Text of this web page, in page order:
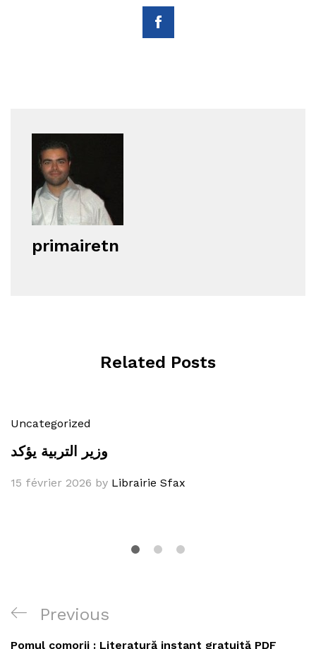
primairetn
Related Posts
Uncategorized
وزير التربية يؤكد
15 février 2026 by Librairie Sfax
Navigation
de
Previous
Post
Previous
Pomul comorii : Literatură instant gratuită PDF